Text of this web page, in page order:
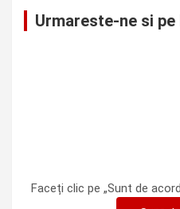
Urmareste-ne si pe
Faceți clic pe „Sunt de